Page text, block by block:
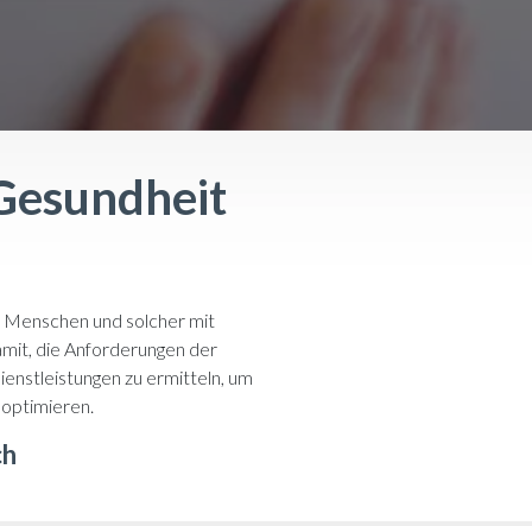
und solcher mit
die Anforderungen der
zu ermitteln, um